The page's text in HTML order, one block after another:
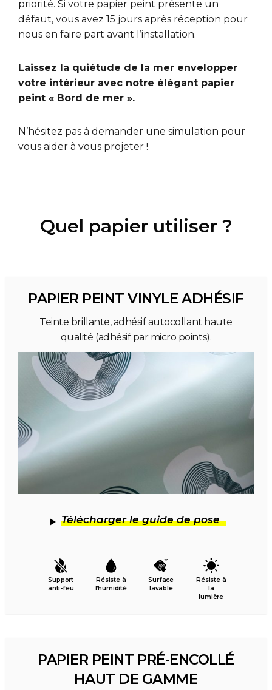
priorité. Si votre papier peint présente un
défaut, vous avez 15 jours après réception pour
nous en faire part avant l’installation.
Laissez la quiétude de la mer envelopper
votre intérieur avec notre élégant papier
peint « Bord de mer ».
N’hésitez pas à demander une simulation pour
vous aider à vous projeter !
Quel papier utiliser ?
PAPIER PEINT VINYLE ADHÉSIF
Teinte brillante, adhésif autocollant haute
qualité (adhésif par micro points).
Télécharger le guide de pose
Support
anti-feu
Résiste à
l’humidité
Surface
lavable
Résiste à
la
lumière
PAPIER PEINT PRÉ-ENCOLLÉ
HAUT DE GAMME